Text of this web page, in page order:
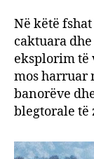
Në këtë
caktuara
eksplorim të
mos harruar
banorëve
blegtorale të